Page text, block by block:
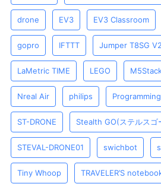
drone EV3 EV3 Classroom
gopro IFTTT Jumper T8SG
LaMetric TIME LEGO
Nreal Air philips Programming
ST-DRONE Stealth GO(ステルスゴ
STEVAL-DRONE01 swichbot
Tiny Whoop TRAVELER’S